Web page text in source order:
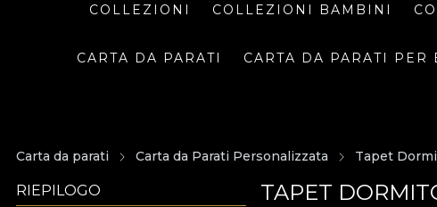
COLLEZIONI COLLEZIONI BAMBINI
CARTA DA PARATI CARTA DA PARATI PER
Carta da parati Carta da Parati Personalizzata Tapet
RIEPILOGO TAPET